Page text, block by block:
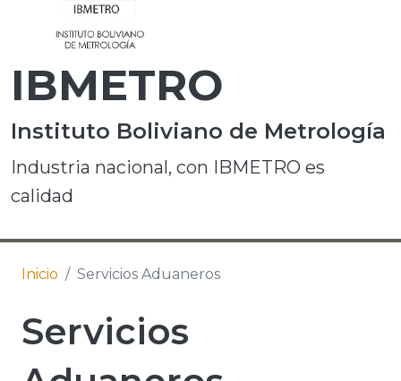
IBMETRO
Instituto Boliviano de Metrología
Industria nacional, con IBMETRO es
calidad
Inicio Servicios Aduaneros
Servicios